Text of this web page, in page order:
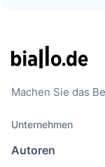
Machen Sie das
Unternehmen
Autoren